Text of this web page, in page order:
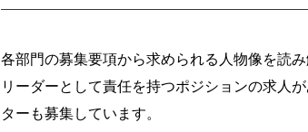
各部門の募集要項から求められる人物像を読
リーダーとして責任を持つポジションの求人
ターも募集しています。